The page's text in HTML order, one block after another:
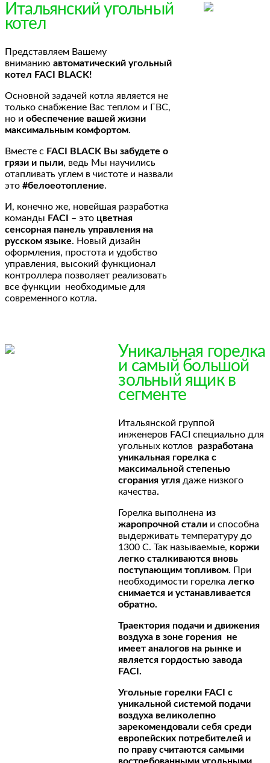
Итальянский угольный
котел
Представляем Вашему
вниманию автоматический угольный
котел FACI BLACK!
Основной задачей котла является не
только снабжение Вас теплом и ГВС,
но и обеспечение вашей жизни
максимальным комфортом.
Вместе с FACI BLACK Вы забудете о
грязи и пыли, ведь Мы научились
отапливать углем в чистоте и назвали
это #белоеотопление.
И, конечно же, новейшая разработка
команды FACI – это цветная
сенсорная панель управления на
русском языке. Новый дизайн
оформления, простота и удобство
управления, высокий функционал
контроллера позволяет реализовать
все функции необходимые для
современного котла.
Уникальная горелка
и самый большой
зольный ящик в
сегменте
Итальянской группой
инженеров FACI специально для
угольных котлов разработана
уникальная горелка с
максимальной степенью
сгорания углядаже низкого
качества.
Горелка выполнена из
жаропрочной стали и способна
выдерживать температуру до
1300 С. Так называемые, коржи
легко сталкиваются вновь
поступающим топливом. При
необходимости горелкалегко
снимается и устанавливается
обратно.
Траектория подачи и движения
воздуха в зоне горения не
имеет аналогов на рынке и
является гордостью завода
FACI.
Угольные горелки FACI c
уникальной системой подачи
воздуха великолепно
зарекомендовали себя среди
европейских потребителей и
по праву считаются самыми